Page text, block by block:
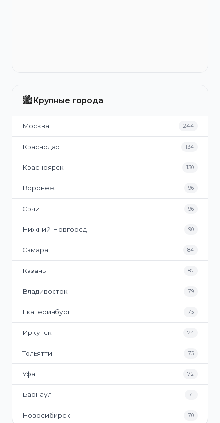
🏙️Крупные города
Москва 244
Краснодар 134
Красноярск 130
Воронеж 96
Сочи 96
Нижний Новгород 90
Самара 84
Казань 82
Владивосток 79
Екатеринбург 75
Иркутск 74
Тольятти 73
Уфа 72
Барнаул 71
Новосибирск 70